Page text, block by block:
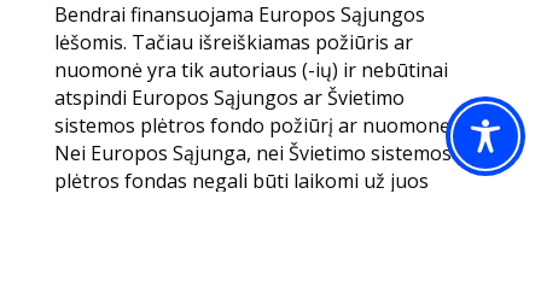
Bendrai finansuojama Europos Sąjungos
lėšomis. Tačiau išreiškiamas požiūris ar
nuomonė yra tik autoriaus (-ių) ir nebūtinai
atspindi Europos Sąjungos ar Švietimo
sistemos plėtros fondo požiūrį ar nuomonę.
Nei Europos Sąjunga, nei Švietimo sistemos
plėtros fondas negali būti laikomi už juos